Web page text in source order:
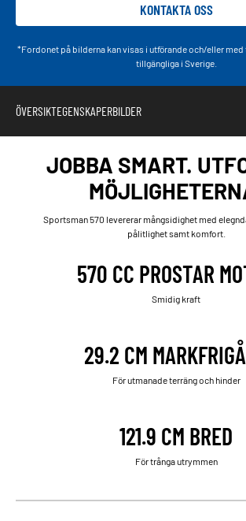
KONTAKTA OSS
*Fordonet på bilderna kan visas i utförande och/eller
tillgängliga i Sverige.
ÖVERSIKTEGENSKAPERBILDER
JOBBA SMART.
Sportsman 570 levererar mångsidighet med
pålitlighet samt komfort.
570 CC PROSTAR
Smidig kraft
29.2 CM
För utmanade terräng och hinder
121.9 CM BRED
För trånga utrymmen